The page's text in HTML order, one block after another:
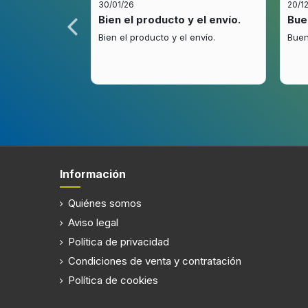
Tipo de control Tocar
Longitud del cable 1,3 m
Tipo de filtro de grasa
Número de filtros
Indicador de filtro de limpieza
Alumbrado
Potencia de bombilla
30/01/26
Bien el producto y el envío.
Bien el producto y el envío.
20/
Información
Quiénes somos
Aviso legal
Política de privacidad
Condiciones de venta y contratación
Política de cookies